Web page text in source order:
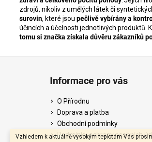
Vzhledem k aktuálně vysokým teplotám Vás
zdrojů, nikoliv z umělých látek či
surovin, které jsou pečlivě vybírány a
účincích a účelnosti jednotlivých produktů.
tomu si značka získala důvěru zákazníků
Informace pro vás
O Přírodnu
Doprava a platba
Obchodní podmínky
Podmínky ochrany osobních